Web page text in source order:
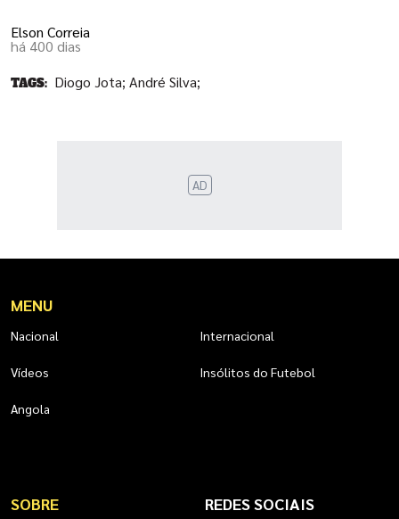
Elson Correia
há 400 dias
TAGS: Diogo Jota; André Silva;
AD
MENU
Nacional Internacional
Vídeos Insólitos do Futebol
Angola
SOBRE REDES SOCIAIS